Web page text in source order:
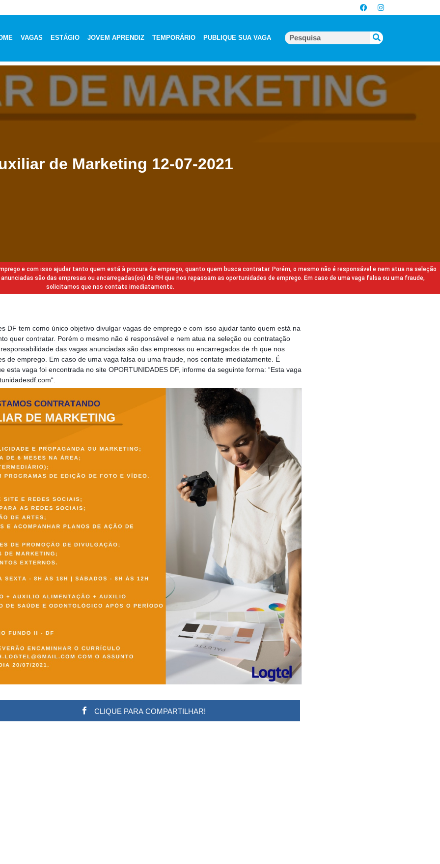
VAGAS ESTÁGIO JOVEM APRENDIZ TEMPORÁRIO PUBLIQUE SUA VAGA
de Marketing 12-07-2021
e com isso ajudar tanto quem está à procura de emprego, quanto quem busca contratar. Porém, o mesmo não é responsável e nem atua na seleção
são das empresas ou encarregadas(os) do RH que nos repassam as oportunidades de emprego. Em caso de uma vaga falsa ou uma fraude,
solicitamos que nos contate imediatamente.
DF tem como único objetivo divulgar vagas de emprego e com isso ajudar tanto quem está na
quer contratar. Porém o mesmo não é responsável e nem atua na seleção ou contratação
das vagas anunciadas são das empresas ou encarregados de rh que nos
de emprego. Em caso de uma vaga falsa ou uma fraude, nos contate imediatamente. É
esta vaga foi encontrada no site OPORTUNIDADES DF, informe da seguinte forma: “Esta vaga
CLIQUE PARA COMPARTILHAR!